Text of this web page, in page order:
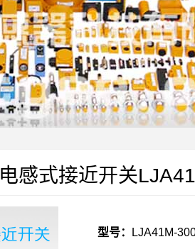
电感式接近开关
型号： LJA41M-